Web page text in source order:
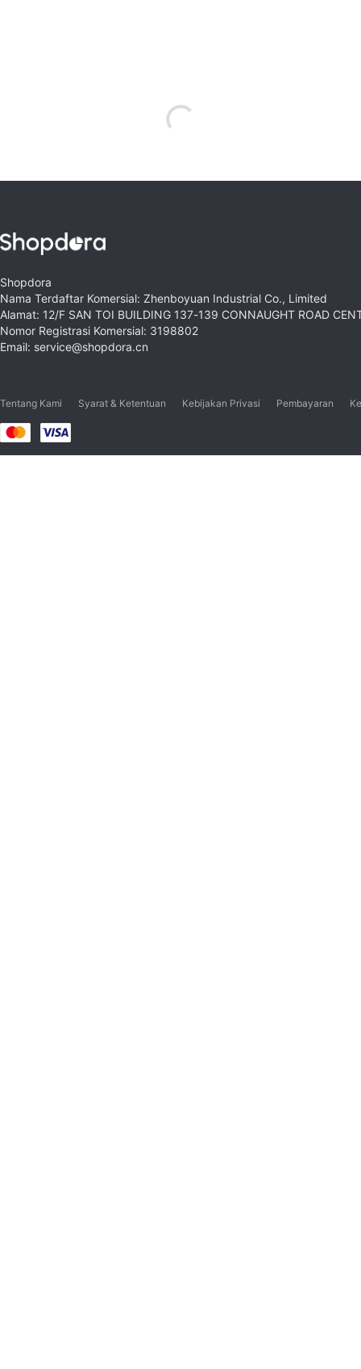
Shopdora
Nama Terdaftar Komersial: Zhenboyuan Industrial Co., Limited
Alamat: 12/F SAN TOI BUILDING 137-139 CONNAUGHT ROAD
Nomor Registrasi Komersial: 3198802
Email: service@shopdora.cn
Tentang Kami Syarat & Ketentuan Kebijakan Privasi Pembayaran